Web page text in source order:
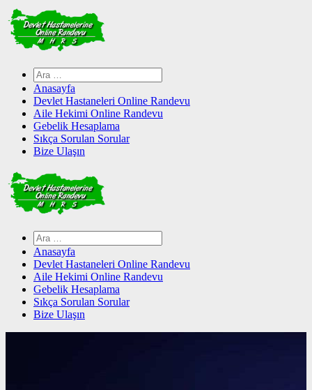
Skip
to
content
Arama:
Anasayfa
Devlet Hastaneleri Online Randevu
Aile Hekimi Online Randevu
Gebelik Hesaplama
Sıkça Sorulan Sorular
Bize Ulaşın
Arama:
Anasayfa
Devlet Hastaneleri Online Randevu
Aile Hekimi Online Randevu
Gebelik Hesaplama
Sıkça Sorulan Sorular
Bize Ulaşın